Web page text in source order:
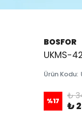
BOSFOR
UKMS-
Ürün Kodu:
%17 ₺
₺